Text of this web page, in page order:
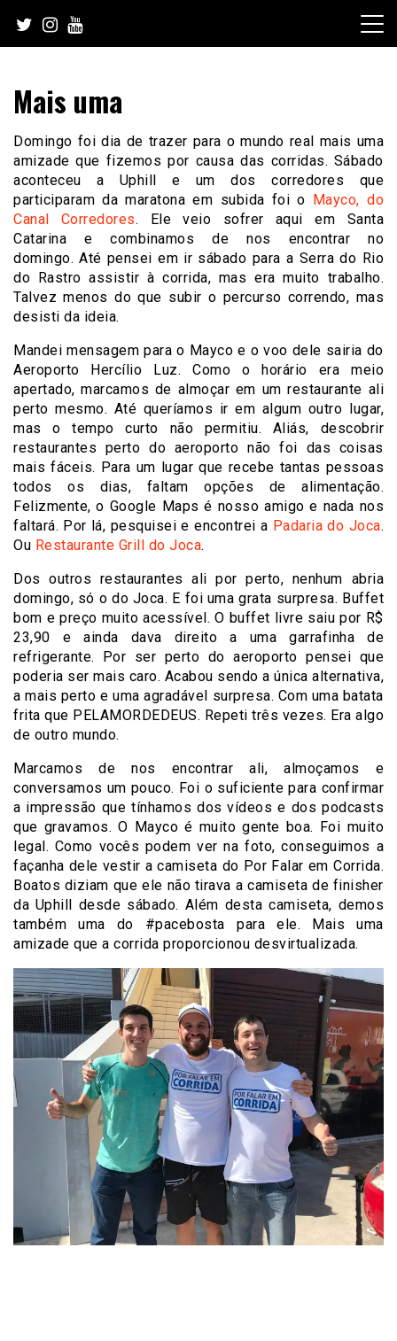
content
Mais uma
Domingo foi dia de trazer para o mundo real mais uma
amizade que fizemos por causa das corridas. Sábado
aconteceu a Uphill e um dos corredores que
participaram da maratona em subida foi o Mayco, do
Canal Corredores. Ele veio sofrer aqui em Santa
Catarina e combinamos de nos encontrar no
domingo. Até pensei em ir sábado para a Serra do Rio
do Rastro assistir à corrida, mas era muito trabalho.
Talvez menos do que subir o percurso correndo, mas
desisti da ideia.
Mandei mensagem para o Mayco e o voo dele sairia do
Aeroporto Hercílio Luz. Como o horário era meio
apertado, marcamos de almoçar em um restaurante ali
perto mesmo. Até queríamos ir em algum outro lugar,
mas o tempo curto não permitiu. Aliás, descobrir
restaurantes perto do aeroporto não foi das coisas
mais fáceis. Para um lugar que recebe tantas pessoas
todos os dias, faltam opções de alimentação.
Felizmente, o Google Maps é nosso amigo e nada nos
faltará. Por lá, pesquisei e encontrei a Padaria do Joca.
Ou Restaurante Grill do Joca.
Dos outros restaurantes ali por perto, nenhum abria
domingo, só o do Joca. E foi uma grata surpresa. Buffet
bom e preço muito acessível. O buffet livre saiu por R$
23,90 e ainda dava direito a uma garrafinha de
refrigerante. Por ser perto do aeroporto pensei que
poderia ser mais caro. Acabou sendo a única alternativa,
a mais perto e uma agradável surpresa. Com uma batata
frita que PELAMORDEDEUS. Repeti três vezes. Era algo
de outro mundo.
Marcamos de nos encontrar ali, almoçamos e
conversamos um pouco. Foi o suficiente para confirmar
a impressão que tínhamos dos vídeos e dos podcasts
que gravamos. O Mayco é muito gente boa. Foi muito
legal. Como vocês podem ver na foto, conseguimos a
façanha dele vestir a camiseta do Por Falar em Corrida.
Boatos diziam que ele não tirava a camiseta de finisher
da Uphill desde sábado. Além desta camiseta, demos
também uma do #pacebosta para ele. Mais uma
amizade que a corrida proporcionou desvirtualizada.